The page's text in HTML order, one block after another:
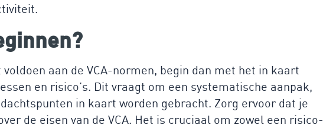
aan de VCA-normen, begin dan met het in kaart
en risico’s. Dit vraagt om een systematische aanpak,
in kaart worden gebracht. Zorg ervoor dat je
de eisen van de VCA. Het is cruciaal om zowel een risico-